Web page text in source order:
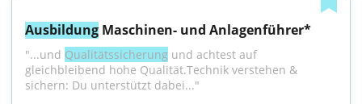
Ausbildung Maschinen- und Anlagenführer*
"...und Qualitätssicherung und achtest auf
gleichbleibend hohe Qualität.Technik verstehen &
sichern: Du unterstützt dabei..."